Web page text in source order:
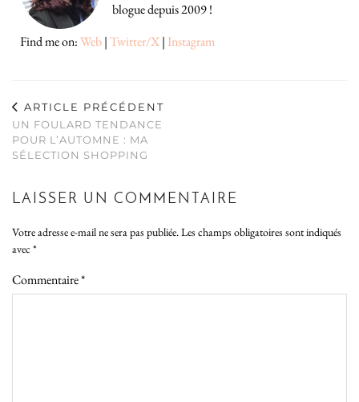
blogue depuis 2009 !
Find me on:Web|Twitter/X| Instagram
ARTICLE PRÉCÉDENT
UN FOULARD TENDANCE
POUR L’AUTOMNE : MA
SÉLECTION SHOPPING
LAISSER UN COMMENTAIRE
Votre adresse e-mail ne sera pas publiée.Les champs obligatoires sont indiqués
avec *
Commentaire*